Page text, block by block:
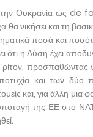
την Ουκρανία ως
θα νικήσει και τη
ποσά και
η Δύση έχει
προσπαθώντας
και των δύο
και, για άλλη μια
της ΕΕ στο